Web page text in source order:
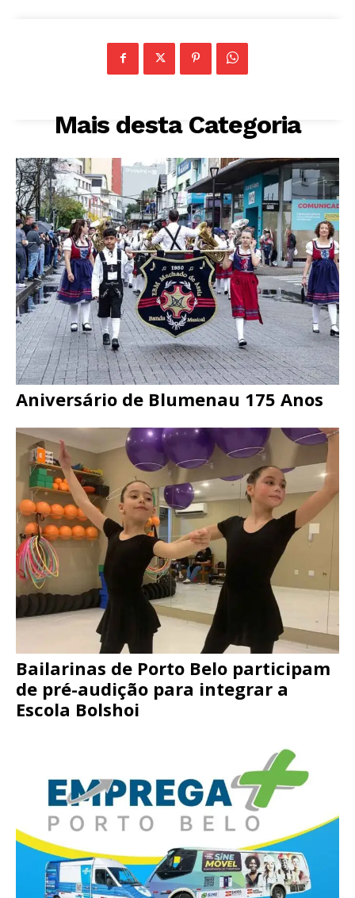
Mais desta Categoria
Aniversário de Blumenau 175 Anos
Bailarinas de Porto Belo participam
de pré-audição para integrar a
Escola Bolshoi